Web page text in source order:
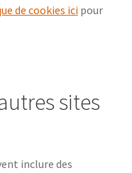
de cookies icipour
sites
inclure des